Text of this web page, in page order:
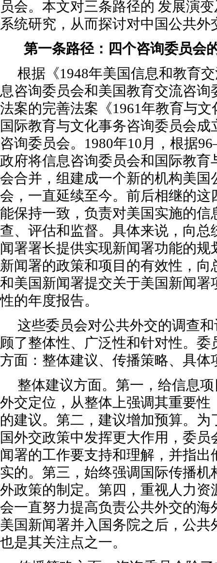
员会。本文对三条路径的 发展演
系统研究，从而探讨对中国公共外
第一条路径：四个咨询委员会
根据《1948年美国信息和教育
息咨询委员会和美国教育交流咨询
法案的完善法案《1961年教育与
国际教育与文化事务咨询委员会
咨询委员会。1980年10月，根据
政府将信息咨询委员会和国际教育
会合并，组建成一个新的机构美国
会，一直延续至今。前后相继的这
能保持一致，负责对美国实施的信
查、评估和监督。具体来说，向总
闻署署长提供实现新闻署功能的规
新闻署的政策和项目的有效性，向
和美国新闻署提交关于美国新闻署
性的年度报告。
这些委员会对公共外交的调查
顾了整体性、广泛性和针对性。委
方面：整体建议、传播策略、具体
整体建议方面。第一，给信息
外交定位，从整体 上强调其重要
的建议。第二，建议增加预算。为
国外交政策中发挥更大作用，委
闻署的工作要支持和理解，并指出
实的。第三，始终强调国际传播机
外政策的制定。第四，重视人力资
会一直努力提高负责公共外交的海
美国新闻署并入国务院之后，公共
也是其关注点之一。